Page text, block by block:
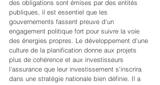
des obligations sont émises par des entités
publiques, il est essentiel que les
gouvernements fassent preuve d'un
engagement politique fort pour suivre la voie
des énergies propres. Le développement d'une
culture de la planification donne aux projets
plus de cohérence et aux investisseurs
l'assurance que leur investissement s'inscrira
dans une stratégie nationale bien définie. Il a